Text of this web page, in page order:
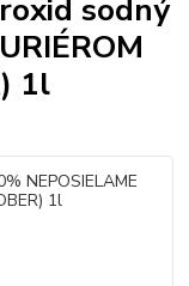
sodný
1l